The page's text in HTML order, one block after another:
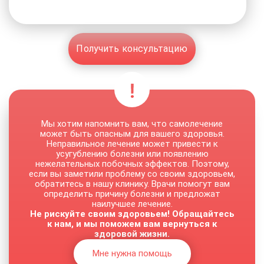
Получить консультацию
Мы хотим напомнить вам, что самолечение
может быть опасным для вашего здоровья.
Неправильное лечение может привести к
усугублению болезни или появлению
нежелательных побочных эффектов. Поэтому,
если вы заметили проблему со своим здоровьем,
обратитесь в нашу клинику. Врачи помогут вам
определить причину болезни и предложат
наилучшее лечение.
Не рискуйте своим здоровьем! Обращайтесь
к нам, и мы поможем вам вернуться к
здоровой жизни.
Мне нужна помощь